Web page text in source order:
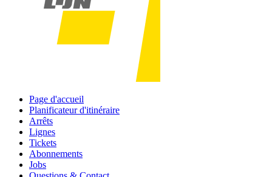
Page d'accueil
Planificateur d'itinéraire
Arrêts
Lignes
Tickets
Abonnements
Jobs